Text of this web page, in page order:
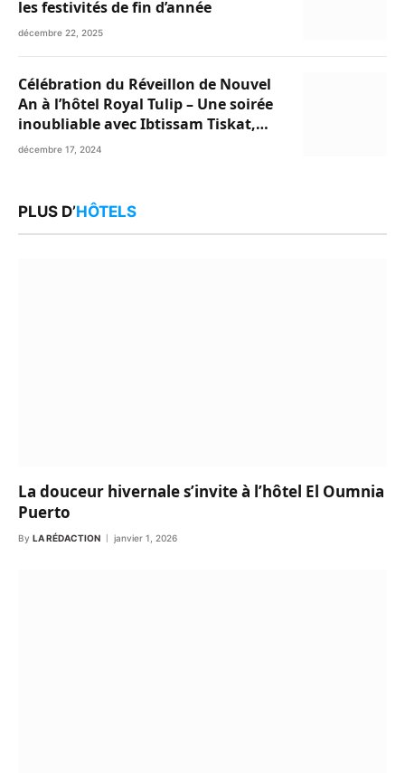
les festivités de fin d’année
décembre 22, 2025
Célébration du Réveillon de Nouvel
An à l’hôtel Royal Tulip – Une soirée
inoubliable avec Ibtissam Tiskat,
Oussama Abdedaim et Abdelwahed
décembre 17, 2024
PLUS D’HÔTELS
La douceur hivernale s’invite à l’hôtel El Oumnia
Puerto
By LA RÉDACTION janvier 1, 2026